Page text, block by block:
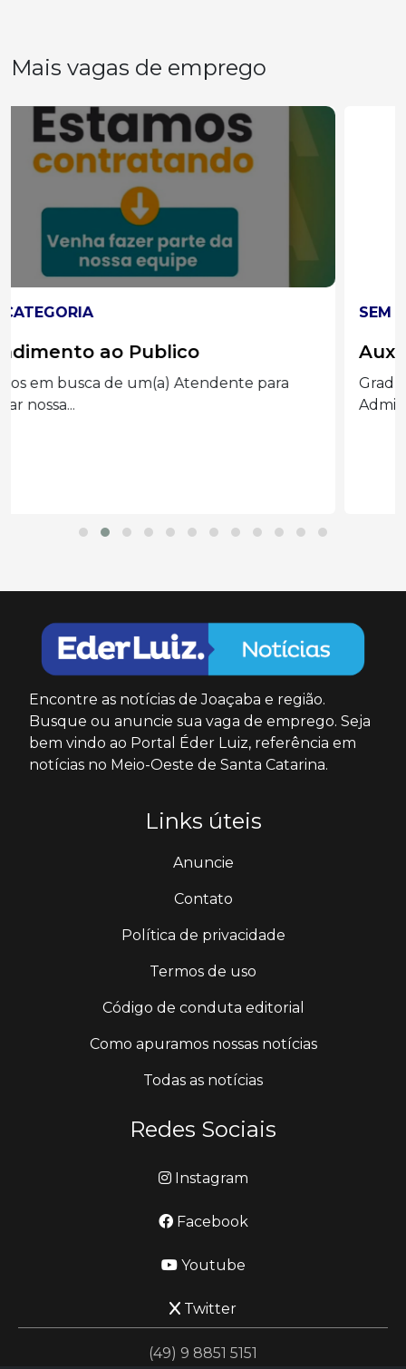
Mais vagas de emprego
SEM CATEGORIA
Auxiliar administrado
Graduação completa ou cursando
Administração, Processos Gerenciais e áreas...
Encontre as notícias de Joaçaba e região.
Busque ou anuncie sua vaga de emprego. Seja
bem vindo ao Portal Éder Luiz, referência em
notícias no Meio-Oeste de Santa Catarina.
Links úteis
Anuncie
Contato
Política de privacidade
Termos de uso
Código de conduta editorial
Como apuramos nossas notícias
Todas as notícias
Redes Sociais
Instagram
Facebook
Youtube
Twitter
(49) 9 8851 5151